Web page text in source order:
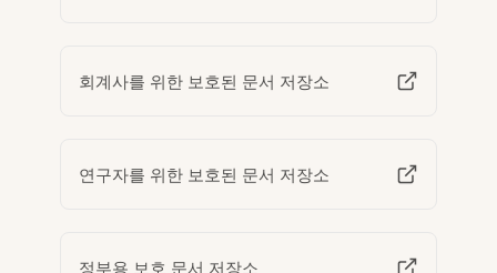
회계사를 위한 보호된 문서 저장소
연구자를 위한 보호된 문서 저장소
정부용 보호 문서 저장소